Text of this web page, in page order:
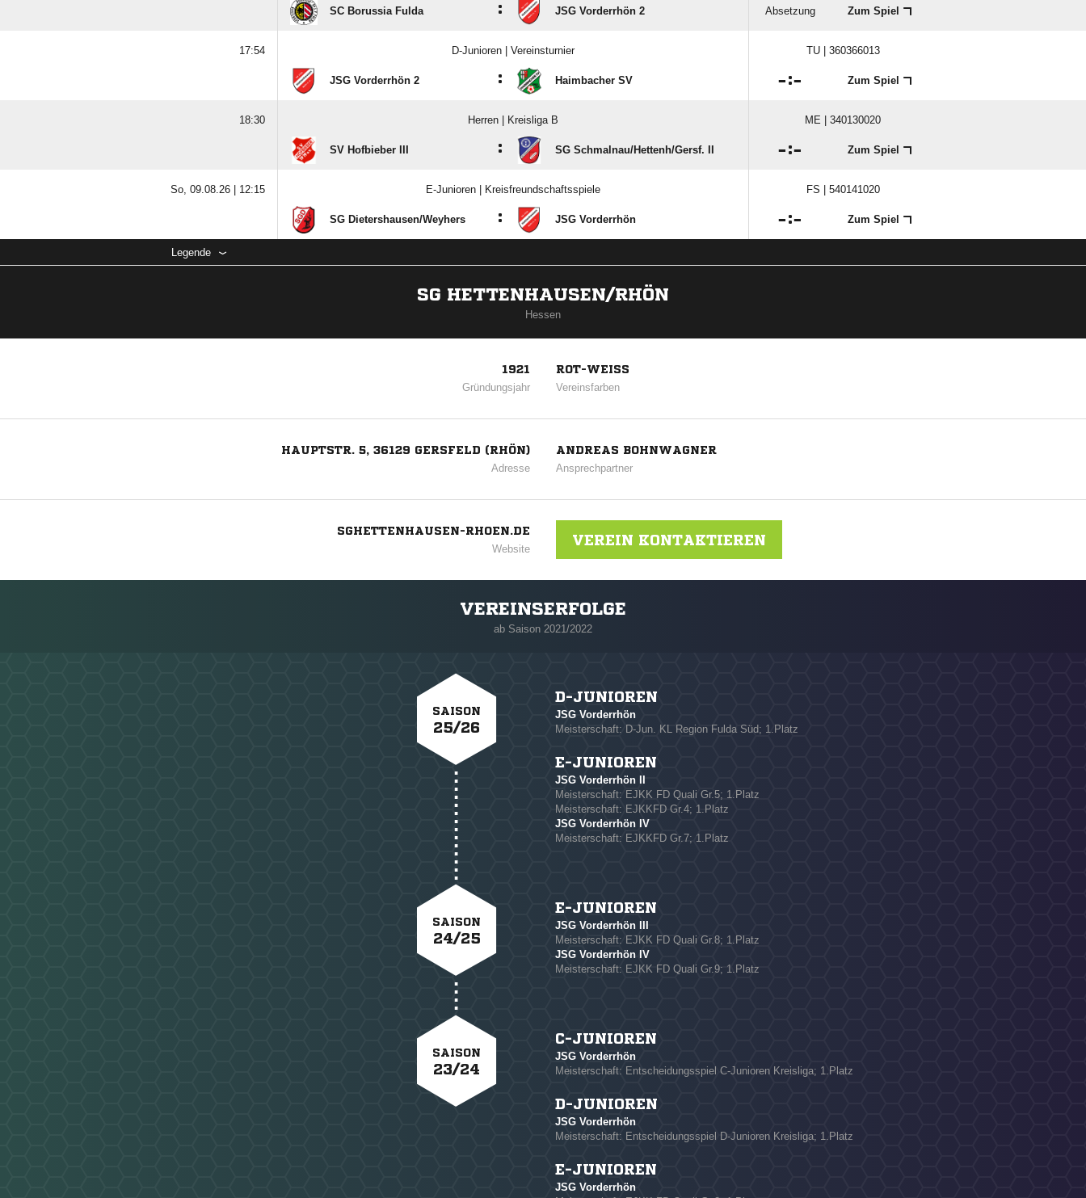
SC Borussia Fulda : JSG Vorderrhön 2 Absetzung Zum Spiel
17:54 D-Junioren | Vereinsturnier TU | 360366013
JSG Vorderrhön 2 : Haimbacher SV : Zum Spiel
18:30 Herren | Kreisliga B ME | 340130020
SV Hofbieber III : SG Schmalnau/​Hettenh/​Gersf. II : Zum Spiel
So, 09.08.26 | 12:15 E-Junioren | Kreisfreundschaftsspiele FS | 540141020
SG Dietershausen/​Weyhers : JSG Vorderrhön : Zum Spiel
Legende
SG HETTENHAUSEN/RHÖN
Hessen
1921
Gründungsjahr
ROT-WEISS
Vereinsfarben
HAUPTSTR. 5, 36129 GERSFELD (RHÖN)
Adresse
ANDREAS BOHNWAGNER
Ansprechpartner
SGHETTENHAUSEN-RHOEN.DE
Website
VEREIN KONTAKTIEREN
NACHRICHT SENDEN
* Pflichtfelder
VEREINSERFOLGE
ab Saison 2021/2022
SAISON
25/26
D-JUNIOREN
JSG Vorderrhön
Meisterschaft: D-Jun. KL Region Fulda Süd; 1.Platz
E-JUNIOREN
JSG Vorderrhön II
Meisterschaft: EJKK FD Quali Gr.5; 1.Platz
Meisterschaft: EJKKFD Gr.4; 1.Platz
JSG Vorderrhön IV
Meisterschaft: EJKKFD Gr.7; 1.Platz
SAISON
24/25
E-JUNIOREN
JSG Vorderrhön III
Meisterschaft: EJKK FD Quali Gr.8; 1.Platz
JSG Vorderrhön IV
Meisterschaft: EJKK FD Quali Gr.9; 1.Platz
SAISON
23/24
C-JUNIOREN
JSG Vorderrhön
Meisterschaft: Entscheidungsspiel C-Junioren Kreisliga; 1.Platz
D-JUNIOREN
JSG Vorderrhön
Meisterschaft: Entscheidungsspiel D-Junioren Kreisliga; 1.Platz
E-JUNIOREN
JSG Vorderrhön